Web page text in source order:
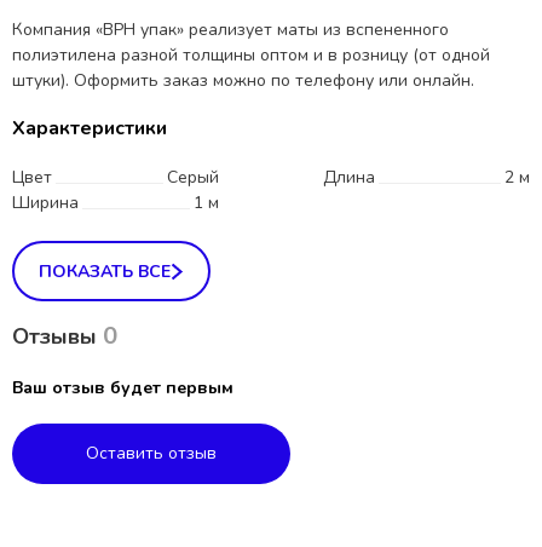
Компания «ВРН упак» реализует маты из вспененного
полиэтилена разной толщины оптом и в розницу (от одной
штуки). Оформить заказ можно по телефону или онлайн.
Характеристики
Цвет Серый Длина
2 м
Ширина
1 м
ПОКАЗАТЬ ВСЕ
Отзывы 0
Ваш отзыв будет первым
Оставить отзыв